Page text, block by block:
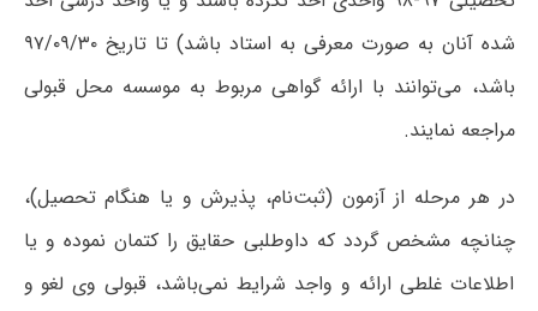
شده آنان به صورت معرفی به استاد باشد) تا تاریخ ۹۷/۰۹/۳۰
باشد، می‌توانند با ارائه گواهی مربوط به موسسه محل قبولی
مراجعه نمایند.
در هر مرحله‌ از آزمون (ثبت‌نام‌، پذیرش و یا هنگام‌ تحصیل‌)،
چنانچه‌ مشخص‌ گردد که‌ داوطلبی‌ حقایق‌ را کتمان‌ نموده‌ و یا
اطلاعات غلطی ارائه و واجد شرایط نمی‌باشد، قبولی‌ وی‌ لغو و